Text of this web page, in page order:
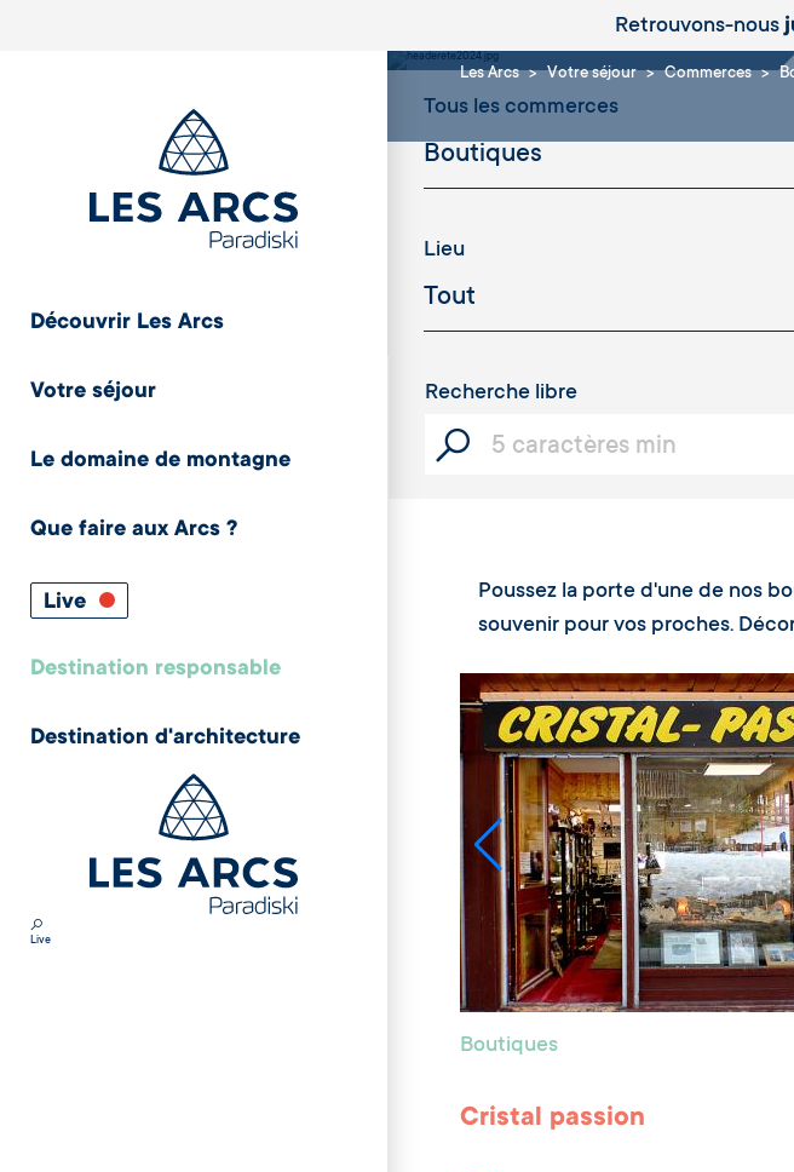
Retrouvons-nous
Découvrir Les Arcs
Votre séjour
Le domaine de montagne
Que faire aux Arcs ?
Live
Destination responsable
Destination d'architecture
Live
Les Arcs Votre séjour Commerces
Tous les commerces
Lieu
Recherche libre
Poussez la porte d'une de nos
souvenir pour vos proches.
Boutiques
Cristal passion